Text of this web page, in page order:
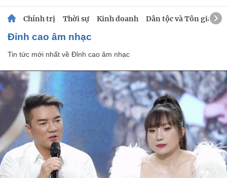
Chính trị Thời sự Kinh doanh Dân tộc và Tôn giáo
Đỉnh cao âm nhạc
Tin tức mới nhất về Đỉnh cao âm nhạc